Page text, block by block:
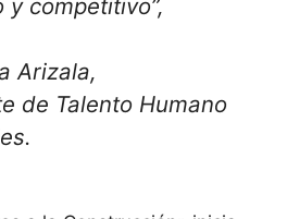
competitivo”,
Arizala,
de Talento Humano